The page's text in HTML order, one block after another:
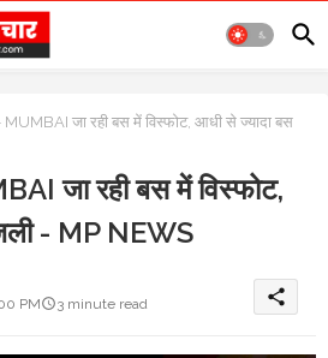
जा रही बस में विस्फोट, आधी से ज्यादा बस
जा रही बस में विस्फोट,
- MP NEWS
PM
3 minute read share